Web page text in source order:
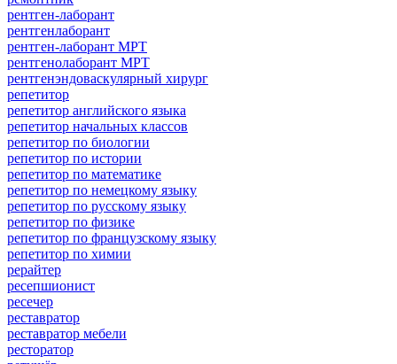
рентген-лаборант
рентгенлаборант
рентген-лаборант МРТ
рентгенолаборант МРТ
рентгенэндоваскулярный хирург
репетитор
репетитор английского языка
репетитор начальных классов
репетитор по биологии
репетитор по истории
репетитор по математике
репетитор по немецкому языку
репетитор по русскому языку
репетитор по физике
репетитор по французскому языку
репетитор по химии
рерайтер
ресепшионист
ресечер
реставратор
реставратор мебели
ресторатор